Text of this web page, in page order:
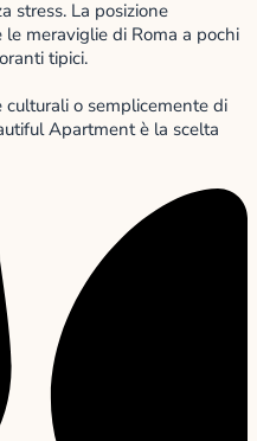
stress. La posizione
meraviglie di Roma a pochi
tipici.
culturali o semplicemente di
Apartment è la scelta